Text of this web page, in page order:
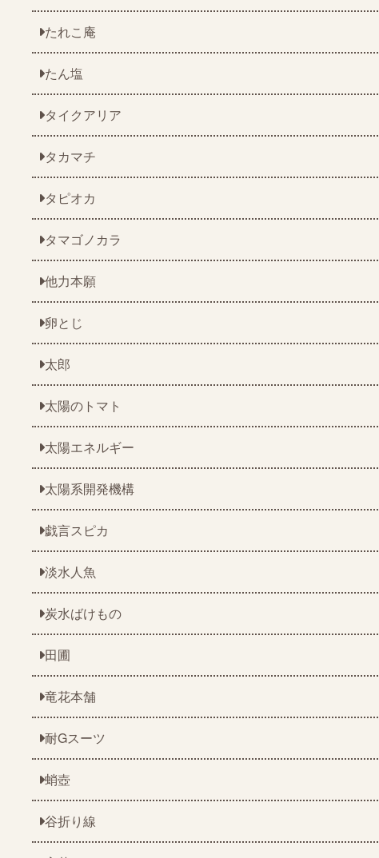
たれこ庵
たん塩
タイクアリア
タカマチ
タピオカ
タマゴノカラ
他力本願
卵とじ
太郎
太陽のトマト
太陽エネルギー
太陽系開発機構
戯言スピカ
淡水人魚
炭水ばけもの
田圃
竜花本舗
耐Gスーツ
蛸壺
谷折り線